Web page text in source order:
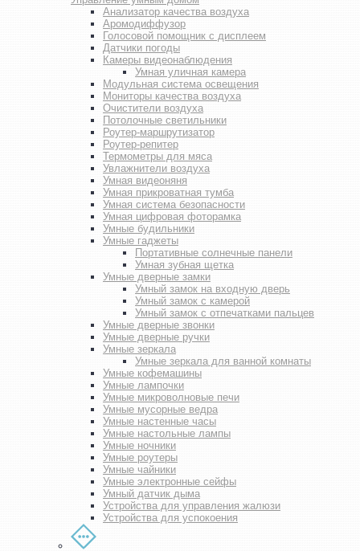
Анализатор качества воздуха
Аромодиффузор
Голосовой помощник с дисплеем
Датчики погоды
Камеры видеонаблюдения
Умная уличная камера
Модульная система освещения
Мониторы качества воздуха
Очистители воздуха
Потолочные светильники
Роутер-маршрутизатор
Роутер-репитер
Термометры для мяса
Увлажнители воздуха
Умная видеоняня
Умная прикроватная тумба
Умная система безопасности
Умная цифровая фоторамка
Умные будильники
Умные гаджеты
Портативные солнечные панели
Умная зубная щетка
Умные дверные замки
Умный замок на входную дверь
Умный замок с камерой
Умный замок с отпечатками пальцев
Умные дверные звонки
Умные дверные ручки
Умные зеркала
Умные зеркала для ванной комнаты
Умные кофемашины
Умные лампочки
Умные микроволновые печи
Умные мусорные ведра
Умные настенные часы
Умные настольные лампы
Умные ночники
Умные роутеры
Умные чайники
Умные электронные сейфы
Умный датчик дыма
Устройства для управления жалюзи
Устройства для успокоения